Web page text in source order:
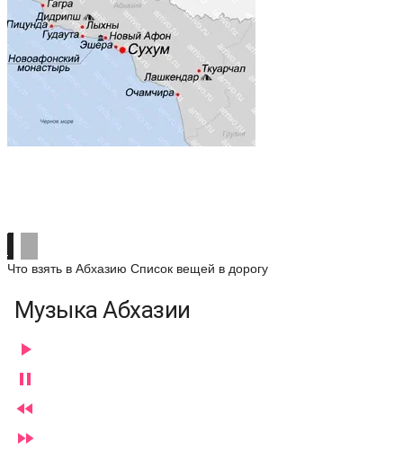
Что взять в Абхазию Список вещей в дорогу
Музыка Абхазии



